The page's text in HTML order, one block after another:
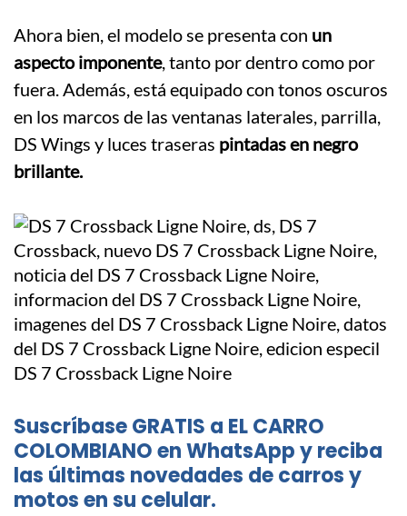
Ahora bien, el modelo se presenta con un
aspecto imponente, tanto por dentro como por
fuera. Además, está equipado con tonos oscuros
en los marcos de las ventanas laterales, parrilla,
DS Wings y luces traseras pintadas en negro
brillante.
Suscríbase GRATIS a EL CARRO
COLOMBIANO en WhatsApp y reciba
las últimas novedades de carros y
motos en su celular.